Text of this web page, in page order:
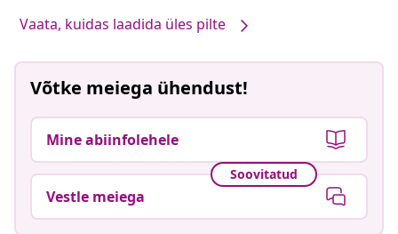
Vaata, kuidas laadida üles pilte
Võtke meiega ühendust!
Mine abiinfolehele
Soovitatud
Vestle meiega